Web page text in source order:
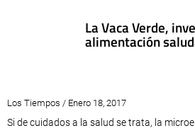
La Vaca Verde,
alimentación
Los Tiempos / Enero 18, 2017
Si de cuidados a la salud se trata, la